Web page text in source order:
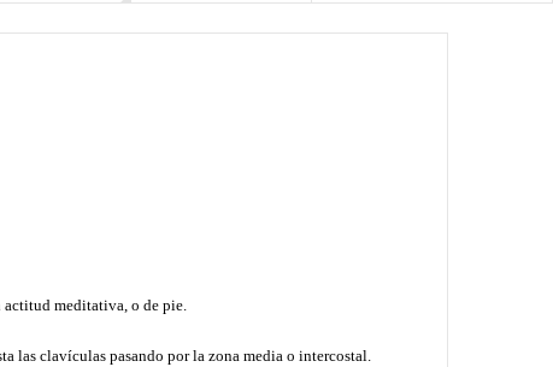
actitud meditativa, o de pie.
las clavículas pasando por la zona media o intercostal.